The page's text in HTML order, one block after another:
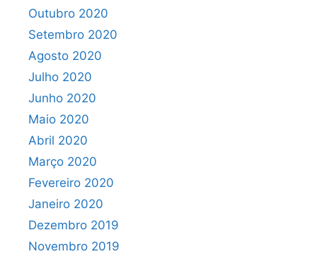
Outubro 2020
Setembro 2020
Agosto 2020
Julho 2020
Junho 2020
Maio 2020
Abril 2020
Março 2020
Fevereiro 2020
Janeiro 2020
Dezembro 2019
Novembro 2019